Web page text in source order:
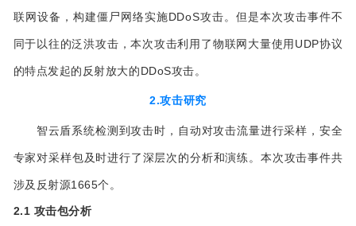
联网设备，构建僵尸网络实施DDoS攻击。但是本次攻击事件不
同于以往的泛洪攻击，本次攻击利用了物联网大量使用UDP协议
的特点发起的反射放大的DDoS攻击。
2.攻击研究
智云盾系统检测到攻击时，自动对攻击流量进行采样，安全
专家对采样包及时进行了深层次的分析和演练。本次攻击事件共
涉及反射源1665个。
2.1 攻击包分析